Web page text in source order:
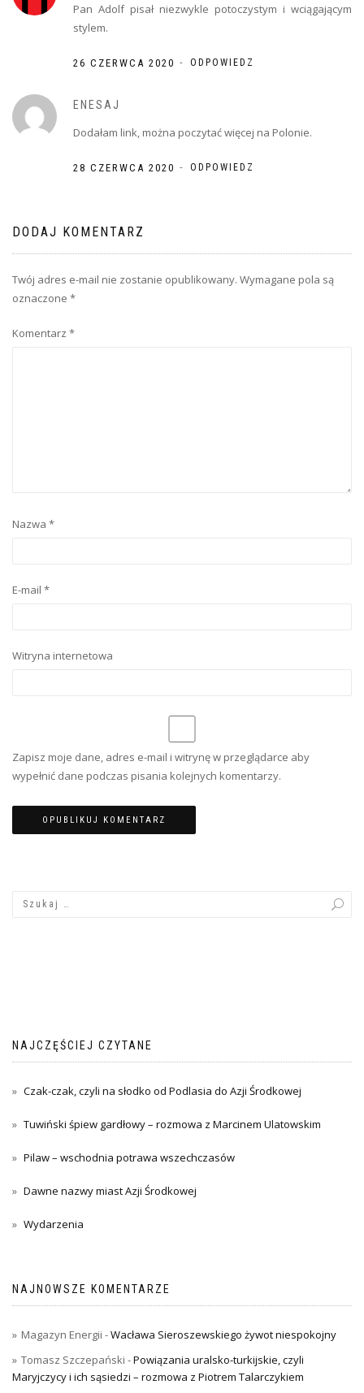
Pan Adolf pisał niezwykle potoczystym i wciągającym
stylem.
26 CZERWCA 2020 - ODPOWIEDZ
ENESAJ
Dodałam link, można poczytać więcej na Polonie.
28 CZERWCA 2020 - ODPOWIEDZ
DODAJ KOMENTARZ
Twój adres e-mail nie zostanie opublikowany. Wymagane pola są
oznaczone *
Komentarz *
Nazwa *
E-mail *
Witryna internetowa
Zapisz moje dane, adres e-mail i witrynę w przeglądarce aby
wypełnić dane podczas pisania kolejnych komentarzy.
NAJCZĘŚCIEJ CZYTANE
Czak-czak, czyli na słodko od Podlasia do Azji Środkowej
Tuwiński śpiew gardłowy – rozmowa z Marcinem Ulatowskim
Pilaw – wschodnia potrawa wszechczasów
Dawne nazwy miast Azji Środkowej
Wydarzenia
NAJNOWSZE KOMENTARZE
Magazyn Energii -Wacława Sieroszewskiego żywot niespokojny
Tomasz Szczepański -Powiązania uralsko-turkijskie, czyli
Maryjczycy i ich sąsiedzi – rozmowa z Piotrem Talarczykiem